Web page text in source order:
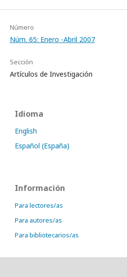
Número
Núm. 65: Enero -Abril 2007
Sección
Artículos de Investigación
Idioma
English
Español (España)
Información
Para lectores/as
Para autores/as
Para bibliotecarios/as